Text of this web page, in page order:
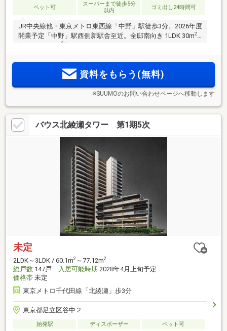
ペット可
スーパーまで徒歩5分
以内
ゴミ出し24時間可
JR中央線他・東京メトロ東西線「中野」駅徒歩3分。2026年度
開業予定「中野」駅西側新駅舎至近。全邸南向き 1LDK 30m2
2
資料をもらう(無料)
※SUUMOのお問い合わせページへ移動します
バウス北綾瀬タワー 第1期5次
未定
2LDK～3LDK / 60.1m2 ～77.12m2
総戸数 147戸 入居可能時期 2028年4月上旬予定
価格帯 未定
東京メトロ千代田線「北綾瀬」歩3分
東京都足立区谷中２
始発駅 ディスポーザー
ペット可